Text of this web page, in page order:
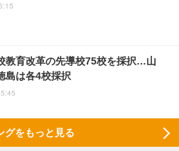
教育改革の先導校75校を採択…山
島は各4校採択
グをもっと見る